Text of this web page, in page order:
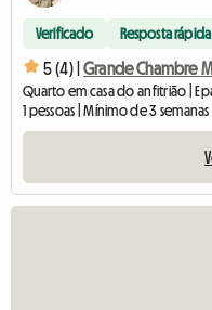
Verificado Resposta rápida
5 (4) | Grande Chambre
Quarto em casa do anfitrião |
1 pessoas | Mínimo de 3 semanas